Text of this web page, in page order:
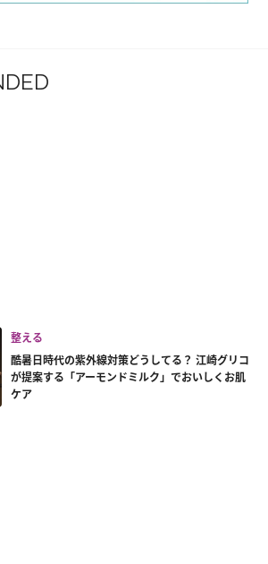
整える
酷暑日時代の紫外線対策どうしてる？ 江崎グリコ
が提案する「アーモンドミルク」でおいしくお肌
ケア